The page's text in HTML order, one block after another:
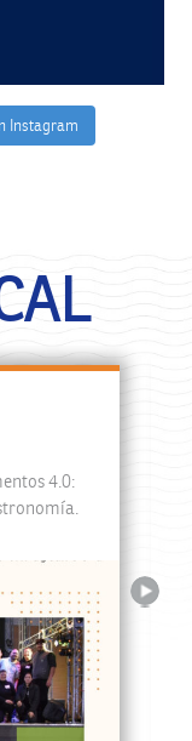
Instagram
4.0:
Next